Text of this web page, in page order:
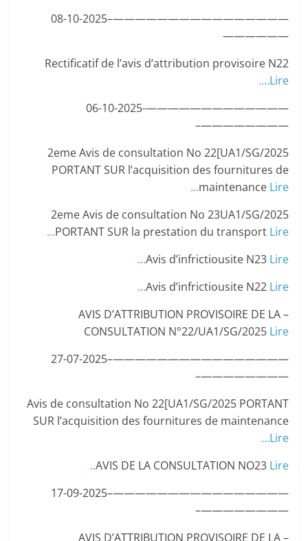
————————————————–08-10-2025
——————
Rectificatif de l’avis d’attribution provisoire N22
Lire….
—————————————-06-10-2025
————————–
2eme Avis de consultation No 22[UA1/SG/2025
PORTANT SUR l’acquisition des fournitures de
maintenance Lire
…
2eme Avis de consultation No 23UA1/SG/2025
PORTANT SUR la prestation du transport Lire
…
Avis d’infrictiousite N23 Lire…
Avis d’infrictiousite N22 Lire…
– AVIS D’ATTRIBUTION PROVISOIRE DE LA
CONSULTATION N°22/UA1/SG/2025 Lire
————————————————–27-07-2025
————————–
Avis de consultation No 22[UA1/SG/2025 PORTANT
SUR l’acquisition des fournitures de maintenance
Lire…
AVIS DE LA CONSULTATION NO23 Lire..
————————————————–17-09-2025
————————–
– AVIS D’ATTRIBUTION PROVISOIRE DE LA